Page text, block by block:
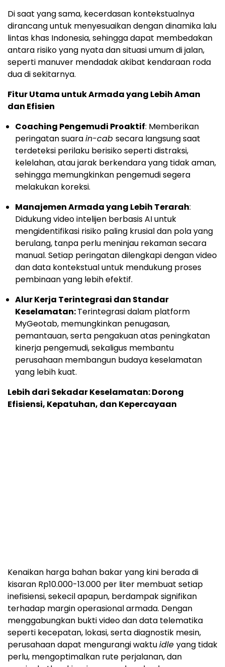
Di saat yang sama, kecerdasan kontekstualnya
dirancang untuk menyesuaikan dengan dinamika lalu
lintas khas Indonesia, sehingga dapat membedakan
antara risiko yang nyata dan situasi umum di jalan,
seperti manuver mendadak akibat kendaraan roda
dua di sekitarnya.
Fitur Utama untuk Armada yang Lebih Aman
dan Efisien
Coaching Pengemudi Proaktif: Memberikan
peringatan suarain-cab secara langsung saat
terdeteksi perilaku berisiko seperti distraksi,
kelelahan, atau jarak berkendara yang tidak aman,
sehingga memungkinkan pengemudi segera
melakukan koreksi.
Manajemen Armada yang Lebih Terarah:
Didukung video intelijen berbasis AI untuk
mengidentifikasi risiko paling krusial dan pola yang
berulang, tanpa perlu meninjau rekaman secara
manual. Setiap peringatan dilengkapi dengan video
dan data kontekstual untuk mendukung proses
pembinaan yang lebih efektif.
Alur Kerja Terintegrasi dan Standar
Keselamatan:Terintegrasi dalam platform
MyGeotab, memungkinkan penugasan,
pemantauan, serta pengakuan atas peningkatan
kinerja pengemudi, sekaligus membantu
perusahaan membangun budaya keselamatan
yang lebih kuat.
Lebih dari Sekadar Keselamatan: Dorong
Efisiensi, Kepatuhan, dan Kepercayaan
Kenaikan harga bahan bakar yang kini berada di
kisaran Rp10.000-13.000 per liter membuat setiap
inefisiensi, sekecil apapun, berdampak signifikan
terhadap margin operasional armada. Dengan
menggabungkan bukti video dan data telematika
seperti kecepatan, lokasi, serta diagnostik mesin,
perusahaan dapat mengurangi waktuidle yang tidak
perlu, mengoptimalkan rute perjalanan, dan